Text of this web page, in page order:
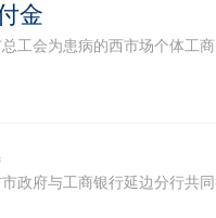
金
工会为患病的西市场个体工
政府与工商银行延边分行共